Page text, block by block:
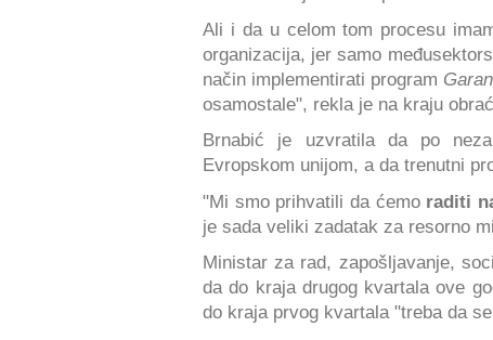
Ali i da u celom tom procesu
organizacija, jer samo
način implementirati program
osamostale", rekla je na kraju
Brnabić je uzvratila da po
Evropskom unijom, a da trenutni
"Mi smo prihvatili da ćemoraditi
je sada veliki zadatak za resorno
Ministar za rad, zapošljavanje,
da do kraja drugog kvartala ove
do kraja prvog kvartala "treba da